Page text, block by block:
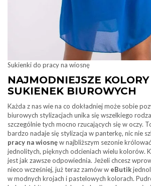
Sukienki do pracy na wiosnę
NAJMODNIEJSZE
SUKIENEK BIUROWYCH
Każda z nas wie na co dokładniej może sobie
biurowych stylizacjach unika się wszelkiego
szczególnie tych mocno rzucających się w oczy.
bardzo nadaje się stylizacja w panterkę, nic nie
pracy na wiosnęw najbliższym sezonie
jednolitych, pięknych odcieniach wielu kolorów.
jest jak zawsze odpowiednia. Jeżeli chcesz
nieco wcześniej, już teraz zamów w eButik
w modnych krojach i pastelowych kolorach.